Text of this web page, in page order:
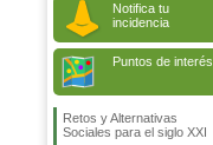
Notifica tu
incidencia
Puntos de interés
Retos y Alternativas
Sociales para el siglo XXI